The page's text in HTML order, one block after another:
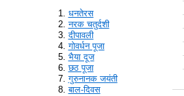
धनतेरस
नरक चतुर्दशी
दीपावली
गोवर्धन पूजा
भैया दूज
छठ पूजा
गुरुनानक जयंती
बाल-दिवस